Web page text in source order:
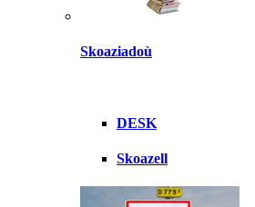
Skoaziadoù
DESK
Skoazell